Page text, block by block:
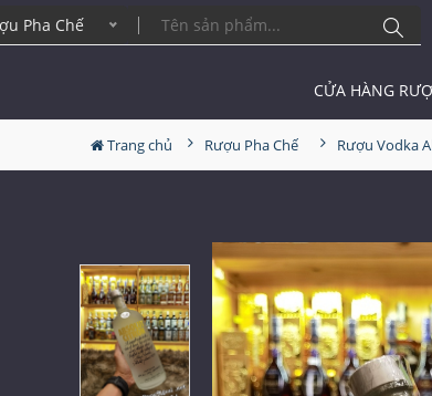
Pha Chế
CỬA HÀNG
Trang chủ Rượu Pha Chế